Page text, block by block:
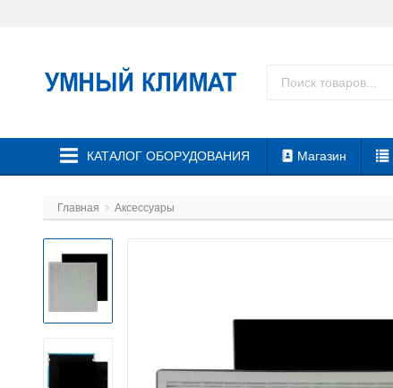
КАТАЛОГ ОБОРУДОВАНИЯ Магазин
Главная Аксессуары